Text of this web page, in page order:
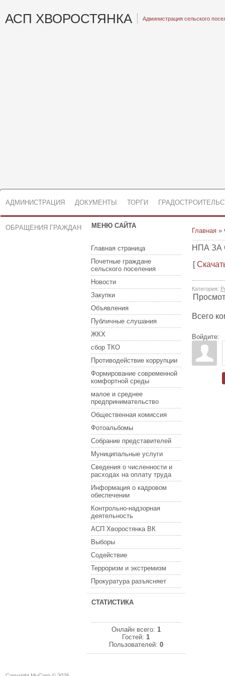
АСП ХВОРОСТЯНКА Администрация сельского
АДМИНИСТРАЦИЯ ДОКУМЕНТЫ ТОРГИ
ОБРАЩЕНИЯ ГРАЖДАН МЕНЮ САЙТА
Главная страница
Почетные граждане
сельского поселения
Новости
Закупки
Объявления
Публичные слушания
ЖКХ
сбор ТКО
Противодействие коррупции
Формирование современной
комфортной среды
малое и среднее
предпринимательство
Общественная комиссия
Фотоальбомы
Собрание представителей
Муниципальные услуги
Сведения о численности и
расходах на оплату труда
Информация о кадровом
обеспечении
Контрольно-надзорная
деятельность
АСП Хворостянка ВК
Выборы
Содействие
Терроризм и экстремизм
Прокуратура разъясняет
СТАТИСТИКА
Онлайн всего: 1
Гостей:1
Пользователей: 0
Главная »
НПА ЗА
[
Категория:
Всего
Войдите: